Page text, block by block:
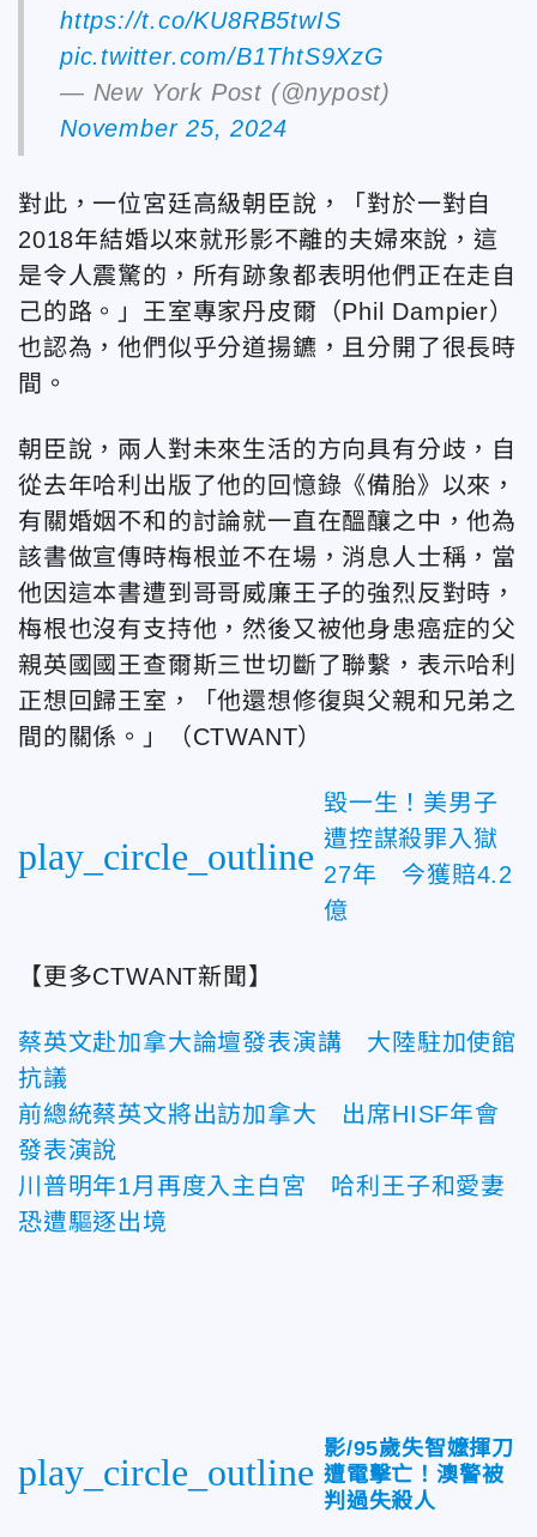
https://t.co/KU8RB5twIS
pic.twitter.com/B1ThtS9XzG
— New York Post (@nypost)
November 25, 2024
對此，一位宮廷高級朝臣說，「對於一對自
2018年結婚以來就形影不離的夫婦來說，這
是令人震驚的，所有跡象都表明他們正在走自
己的路。」王室專家丹皮爾（Phil Dampier）
也認為，他們似乎分道揚鑣，且分開了很長時
間。
朝臣說，兩人對未來生活的方向具有分歧，自
從去年哈利出版了他的回憶錄《備胎》以來，
有關婚姻不和的討論就一直在醞釀之中，他為
該書做宣傳時梅根並不在場，消息人士稱，當
他因這本書遭到哥哥威廉王子的強烈反對時，
梅根也沒有支持他，然後又被他身患癌症的父
親英國國王查爾斯三世切斷了聯繫，表示哈利
正想回歸王室，「他還想修復與父親和兄弟之
間的關係。」（CTWANT）
play_circle_outline
毀一生！美男子
遭控謀殺罪入獄
27年 今獲賠4.2
億
【更多CTWANT新聞】
蔡英文赴加拿大論壇發表演講 大陸駐加使館
抗議
前總統蔡英文將出訪加拿大 出席HISF年會
發表演說
川普明年1月再度入主白宮 哈利王子和愛妻
恐遭驅逐出境
play_circle_outline
影/95歲失智嬤揮刀
遭電擊亡！澳警被
判過失殺人